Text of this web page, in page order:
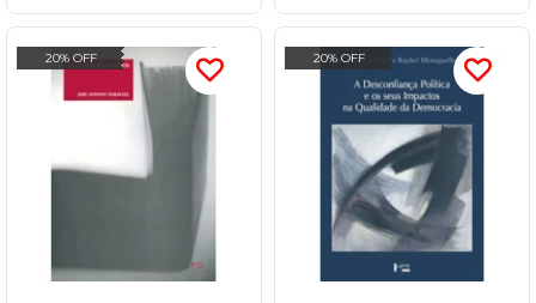
20% OFF 20% OFF